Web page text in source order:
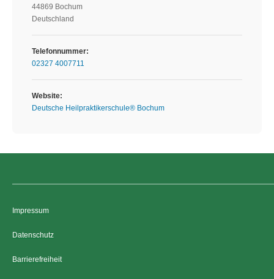
44869 Bochum
Deutschland
Telefonnummer:
02327 4007711
Website:
Deutsche Heilpraktikerschule® Bochum
Impressum
Datenschutz
Barrierefreiheit